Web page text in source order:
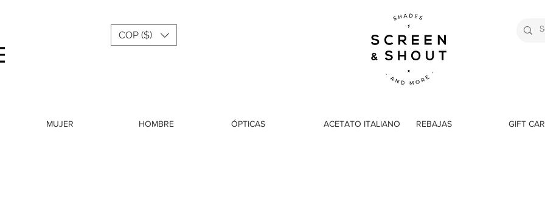
COP ($)
MUJER HOMBRE ÓPTICAS ACETATO ITALIANO REBAJAS GIFT